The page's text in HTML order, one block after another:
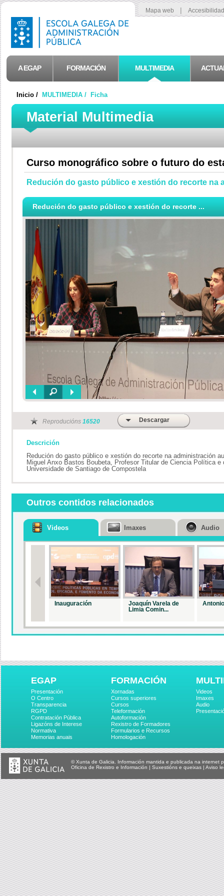
Mapa web |
A EGAP FORMACIÓN MULTIMEDIA
Inicio / MULTIMEDIA / Ficha
Material Multimedia
Curso monográfico sobre o futuro do
Redución do gasto público e xestión do recorte na
Redución do gasto público e xestión do recorte ...
Reproducións 16520 Descargar
Descrición
Redución do gasto público e xestión do recorte na administración
Miguel Anxo Bastos Boubeta, Profesor Titular de Ciencia Política e
Universidade de Santiago de Compostela
Outros contidos relacionados
Videos
Inauguración
Joaquín Varela de
Limia Comin...
Imaxes Audio
EGAP
Presentación
O Centro
Transparencia
RGPD
Contratación Pública
Ligazóns de Interese
Normativa
Memorias anuais
FORMACIÓN
Xornadas
Cursos superiores
Cursos
Teleformación
Autoformación
Rexistro de Formadores
Formularios e Recursos
Homologación
Videos
Imaxes
Audio
© Xunta de Galicia. Información mantida e publicada na internet
Oficina de Rexistro e Información | Suxestións e queixas | Aviso